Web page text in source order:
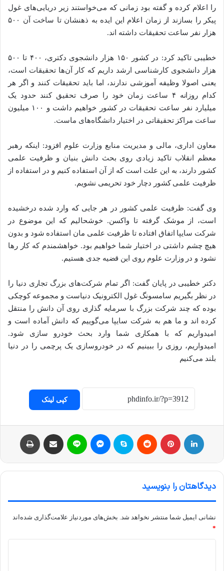
را اعلام کرده و گفته بود زمانی که می‌خواستند زیر دریایی‌های غول
پیکر را بسازند از زمان اعلام این ایده به ذهنشان تا ساخت آن ۵۰۰
هزار نفر ساعت تحقیقات داشته اند.
خطیبی تاکید کرد: در کشور ۱۵۰ هزار دانشجوی دکتری، ۴۰۰ تا ۵۰۰
هزار دانشجوی کارشناسی ارشد داریم که کار آن‌ها تحقیقات است،
یعنی اصولا وظیفه آموزشی ندارند، اما باید تحقیقات کنند و اگر هر
کدام روزانه ۴ ساعت زمان خود را صرف تحقیق کنند حدود یک
میلیارد نفر ساعت تحقیقات در کشور خواهیم داشت و ۱۰۰ میلیون
ساعت مراکز تحقیقاتی در اختیار دانشگاه‌های ماست.
معاون اداری، مالی و مدیریت منابع وزارت علوم افزود: اینکه رهبر
معظم انقلاب تاکید زیادی روی بحث دانش بنیان و ظرفیت علمی
کشور دارند، به این علت است که از آن استفاده کنیم و در استفاده از
ظرفیت علمی کشور دچار خود تحریمی نشویم.
وی گفت: ظرفیت علمی کشور در هر جایی که وارد شده درخشیده
است، از موشک گرفته تا واکسن. خوشحالیم که این موضوع در
شرکت سایپا اتفاق افتاده تا ظرفیت علمی مان استفاده شود و بدون
هیچ چشم داشتی در اختیار شما خواهیم بود. خواهشمندم که کار رها
نشود و در وزارت علوم روی این قضیه جدی هستیم.
دکتر خطیبی در پایان گفت: اگر تمام شرکت‌های بزرگ تجاری دنیا را
در نظر بگیریم سامسونگ غول الکترونیک دنیاست و مجموعه کوچکی
بوده که چند شرکت بزرگ با سرمایه گذاری روی آن دانش را منتقل
کرده اند و ما هم به شرکت سایپا می‌گوییم که دانش آماده است و
امیدواریم که با همکاری شما وارد بحث خودرو سازی شود.
امیدواریم، روزی را ببینیم که در خودروسازی یک پرچمی را در دنیا
بلند می‌کنیم
کپی لینک
دیدگاهتان را بنویسید
نشانی ایمیل شما منتشر نخواهد شد. بخش‌های موردنیاز علامت‌گذاری شده‌اند
*